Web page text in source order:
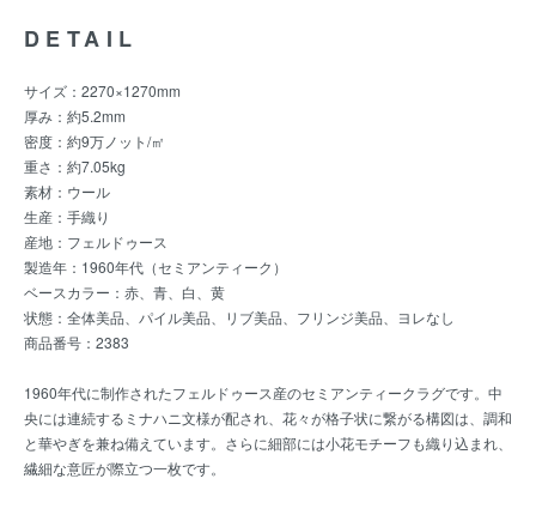
DETAIL
サイズ：2270×1270mm
厚み：約5.2mm
密度：約9万ノット/㎡
重さ：約7.05kg
素材：ウール
生産：手織り
産地：フェルドゥース
製造年：1960年代（セミアンティーク）
ベースカラー：赤、青、白、黄
状態：全体美品、パイル美品、リブ美品、フリンジ美品、ヨレなし
商品番号：2383
1960年代に制作されたフェルドゥース産のセミアンティークラグです。中
央には連続するミナハニ文様が配され、花々が格子状に繋がる構図は、調和
と華やぎを兼ね備えています。さらに細部には小花モチーフも織り込まれ、
繊細な意匠が際立つ一枚です。